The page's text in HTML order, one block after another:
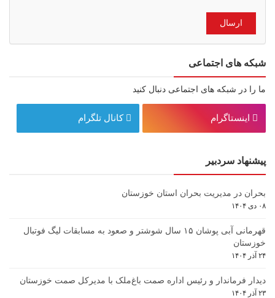
شبکه های اجتماعی
ما را در شبکه های اجتماعی دنبال کنید
اینستاگرام کانال تلگرام
پیشنهاد سردبیر
بحران در مدیریت بحران استان خوزستان
۰۸ دی ۱۴۰۴
قهرمانی آبی پوشان ۱۵ سال شوشتر و صعود به مسابقات لیگ فوتبال
خوزستان
۲۴ آذر ۱۴۰۴
دیدار فرماندار و رئیس اداره صمت باغ‌ملک با مدیرکل صمت خوزستان
۲۳ آذر ۱۴۰۴